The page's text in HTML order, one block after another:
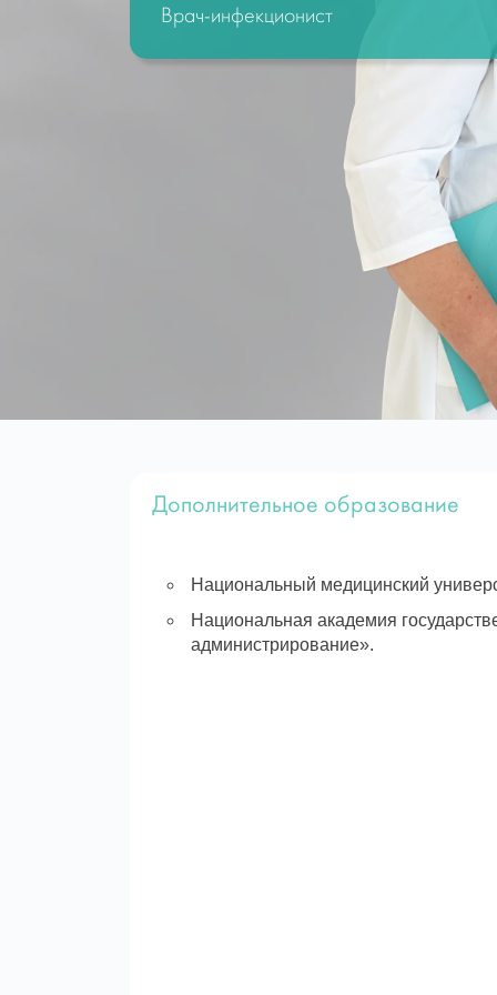
Врач-инфекционист
Дополнительное образование
Национальный медицинский
Национальная академия
администрирование».